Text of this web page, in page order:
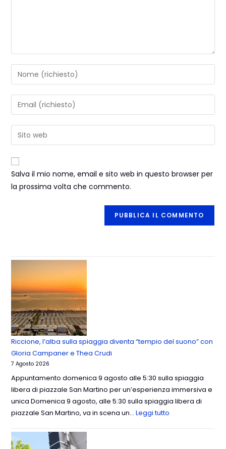
Salva il mio nome, email e sito web in questo browser per
la prossima volta che commento.
Riccione, l’alba sulla spiaggia diventa “tempio del suono” con
Gloria Campaner e Thea Crudi
7 Agosto 2026
Appuntamento domenica 9 agosto alle 5:30 sulla spiaggia
libera di piazzale San Martino per un’esperienza immersiva e
unica Domenica 9 agosto, alle 5:30 sulla spiaggia libera di
piazzale San Martino, va in scena un…Leggi tutto